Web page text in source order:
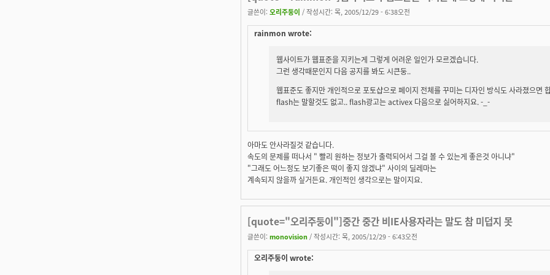
글쓴이: 오리주둥이 / 작성시간: 목, 2005/12/29 - 6:38오전
rainmon wrote:
웹사이트가 웹표준을 지키는게 그렇게 어려운 일인가 모르겠습니다.
그런 생각때문인지 다음 공지를 봐도 시큰둥..
웹표준도 좋지만 개인적으로 포토샵으로 페이지 전체를 꾸미는 디자인 방식도 사라졌으면
flash는 말할것도 없고.. flash광고는 activex 다음으로 싫어하지요. -_-
아마도 안사라질것 같습니다.
속도의 문제를 떠나서 " 빨리 원하는 정보가 출력되어서 그걸 볼 수 있는게 좋은것 아니냐"
"그래도 어느정도 보기좋은 떡이 좋지 않겠냐" 사이의 딜레마는
계속되지 않을까 싶거든요. 개인적인 생각으로는 말이지요.
[quote="오리주둥이"]중간 중간 비IE사용자라는 말도 참 미덥지 못
글쓴이: monovision/ 작성시간: 목, 2005/12/29 - 6:43오전
오리주둥이 wrote: